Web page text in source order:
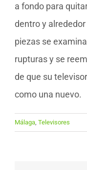
a fondo para
dentro y
piezas se
rupturas y se
de que su
como una nuevo.
Málaga Televisores